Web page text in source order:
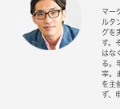
マー
ルタ
グを
す。
はな
る。
宰。
を主
ず、